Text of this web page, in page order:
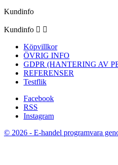
Kundinfo
Kundinfo  
Köpvillkor
ÖVRIG INFO
GDPR (HANTERING AV
REFERENSER
Testflik
Facebook
RSS
Instagram
© 2026 - E-handel programvara